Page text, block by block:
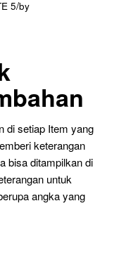
5/by
di setiap Item yang
keterangan
bisa ditampilkan di
untuk
angka yang